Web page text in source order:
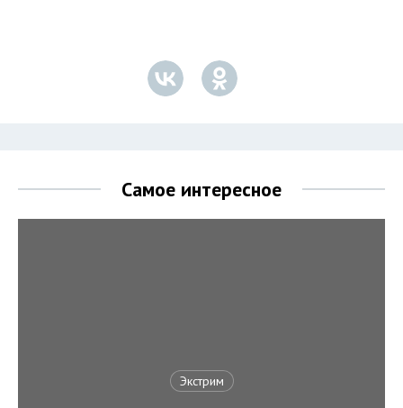
Самое интересное
Экстрим